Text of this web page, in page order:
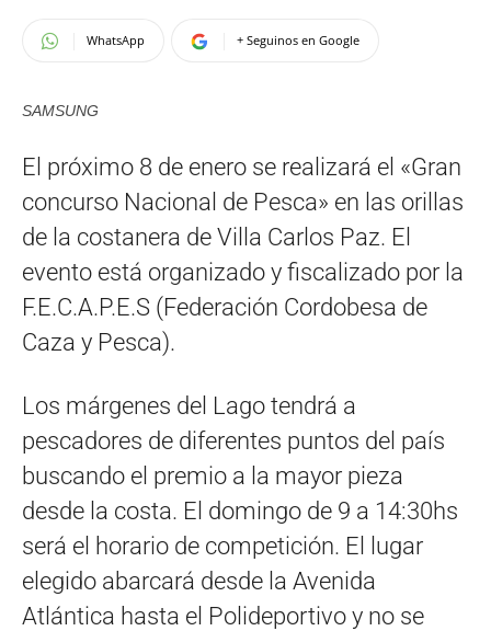
WhatsApp + Seguinos en Google
SAMSUNG
El próximo 8 de enero se realizará el «Gran
concurso Nacional de Pesca» en las orillas
de la costanera de Villa Carlos Paz. El
evento está organizado y fiscalizado por la
F.E.C.A.P.E.S (Federación Cordobesa de
Caza y Pesca).
Los márgenes del Lago tendrá a
pescadores de diferentes puntos del país
buscando el premio a la mayor pieza
desde la costa. El domingo de 9 a 14:30hs
será el horario de competición. El lugar
elegido abarcará desde la Avenida
Atlántica hasta el Polideportivo y no se